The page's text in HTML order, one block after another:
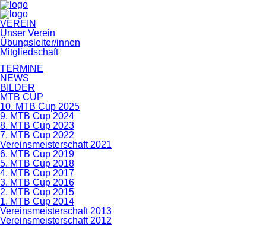
Navigation
überspringen
VEREIN
Unser Verein
Übungsleiter/innen
Mitgliedschaft
TERMINE
NEWS
BILDER
MTB CUP
10. MTB Cup 2025
9. MTB Cup 2024
8. MTB Cup 2023
7. MTB Cup 2022
Vereinsmeisterschaft 2021
6. MTB Cup 2019
5. MTB Cup 2018
4. MTB Cup 2017
3. MTB Cup 2016
2. MTB Cup 2015
1. MTB Cup 2014
Vereinsmeisterschaft 2013
Vereinsmeisterschaft 2012